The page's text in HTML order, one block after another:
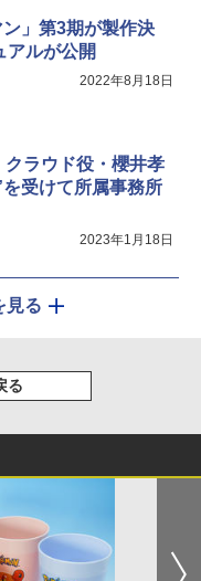
」第3期が製作決
アルが公開
2022年8月18日
クラウド役・櫻井孝
受けて所属事務所
2023年1月18日
見る
る